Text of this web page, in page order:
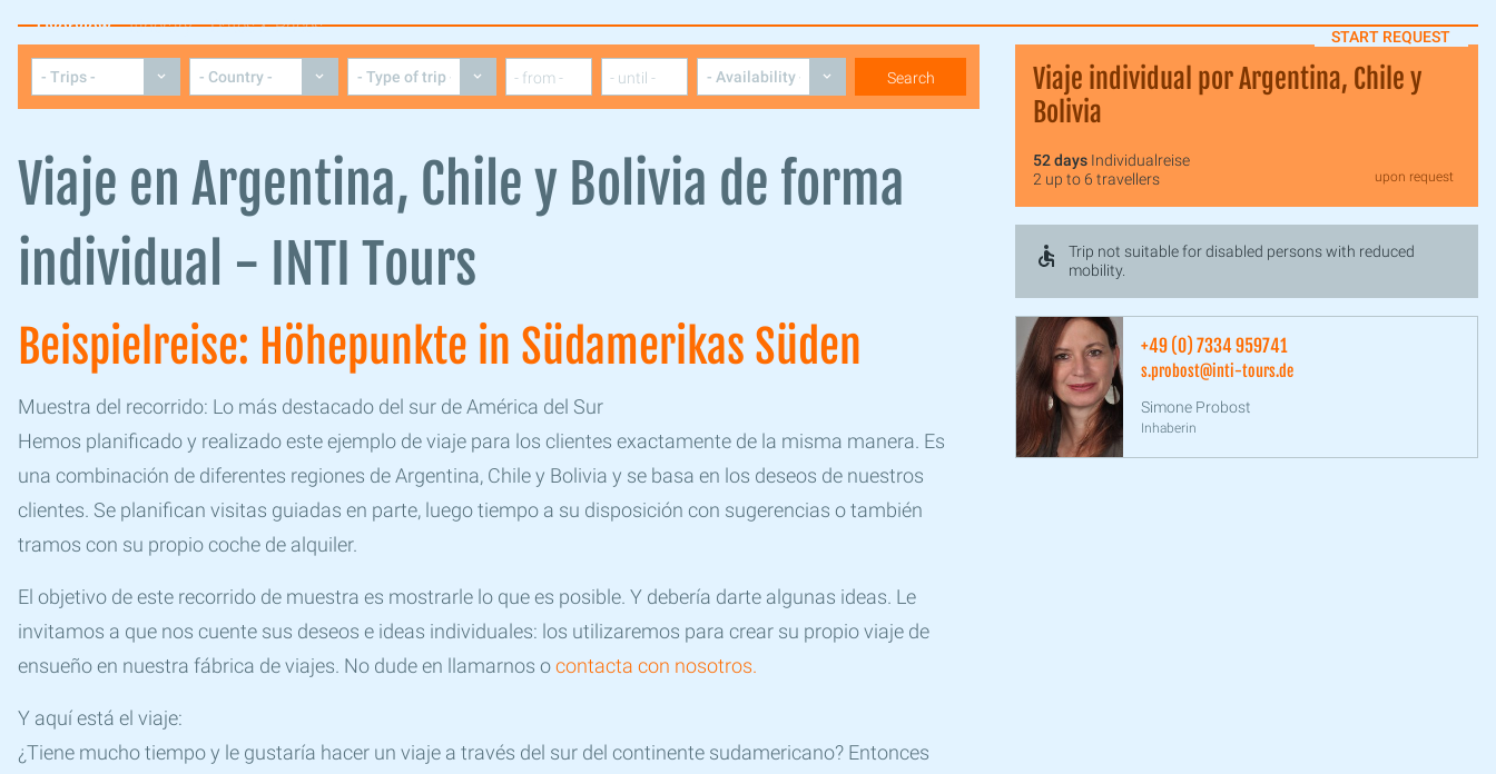
Overview Itinerary Dates & Prices START REQUEST
Viaje en Argentina, Chile y Bolivia de forma
individual - INTI Tours
Beispielreise: Höhepunkte in Südamerikas Süden
Muestra del recorrido: Lo más destacado del sur de América del Sur
Hemos planificado y realizado este ejemplo de viaje para los clientes exactamente de la misma manera. Es
una combinación de diferentes regiones de Argentina, Chile y Bolivia y se basa en los deseos de nuestros
clientes. Se planifican visitas guiadas en parte, luego tiempo a su disposición con sugerencias o también
tramos con su propio coche de alquiler.
El objetivo de este recorrido de muestra es mostrarle lo que es posible. Y debería darte algunas ideas. Le
invitamos a que nos cuente sus deseos e ideas individuales: los utilizaremos para crear su propio viaje de
ensueño en nuestra fábrica de viajes. No dude en llamarnos ocontacta con nosotros.
Y aquí está el viaje:
¿Tiene mucho tiempo y le gustaría hacer un viaje a través del sur del continente sudamericano? Entonces
Viaje individual por Argentina, Chile y
Bolivia
52 days Individualreise
2 up to 6 travellers
upon request
Trip not suitable for disabled persons with reduced
mobility.
+49 (0) 7334 959741
s.probost@inti-tours.de
Simone Probost
Inhaberin